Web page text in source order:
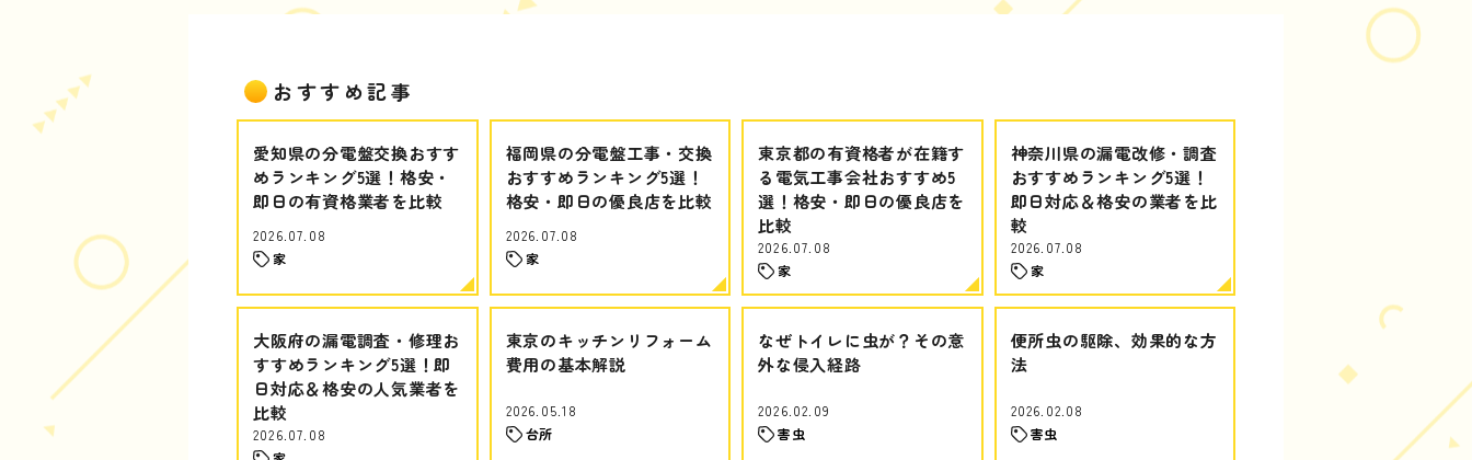
おすすめ記事
愛知県の分電盤交換おすす
めランキング5選！格安・
即日の有資格業者を比較
2026.07.08
家
福岡県の分電盤工事・交換
おすすめランキング5選！
格安・即日の優良店を比較
2026.07.08
家
東京都の有資格者が在籍す
る電気工事会社おすすめ5
選！格安・即日の優良店を
比較
2026.07.08
家
神奈川県の漏電改修・調査
おすすめランキング5選！
即日対応＆格安の業者を比
較
2026.07.08
家
大阪府の漏電調査・修理お
すすめランキング5選！即
日対応＆格安の人気業者を
比較
2026.07.08
東京のキッチンリフォーム
費用の基本解説
2026.05.18
台所
なぜトイレに虫が？その意
外な侵入経路
2026.02.09
害虫
便所虫の駆除、効果的な方
法
2026.02.08
害虫